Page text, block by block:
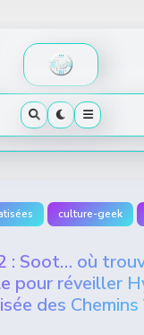
culture-geek
: Soot… où
pour réveiller
des Chemins